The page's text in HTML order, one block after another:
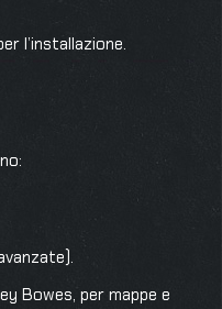
l’installazione.
Bowes, per mappe e